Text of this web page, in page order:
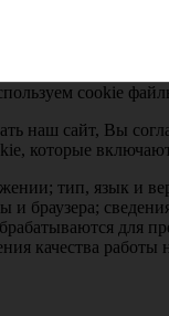
cookie
наш сайт, Вы
которые
тип, язык и
и браузера;
для
качества работы